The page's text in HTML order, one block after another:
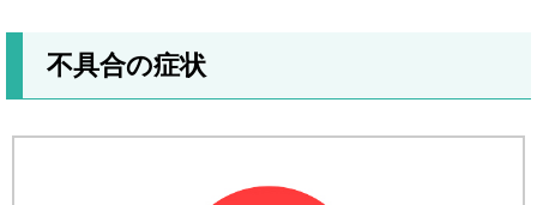
不具合の症状